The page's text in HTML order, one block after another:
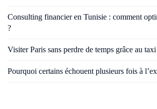
Consulting financier en Tunisie : comment
?
Visiter Paris sans perdre de temps grâce au
Pourquoi certains échouent plusieurs fois à